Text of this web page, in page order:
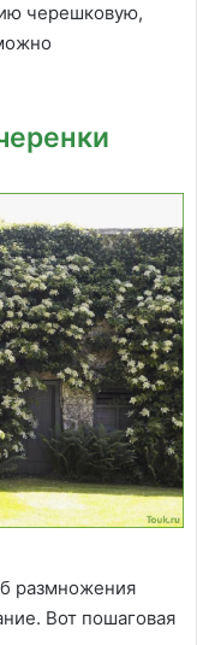
черешковую,
размножения
Вот пошаговая